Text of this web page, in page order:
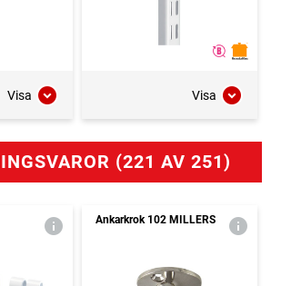
Visa Visa
(221 AV 251)
Ankarkrok 102 MILLERS